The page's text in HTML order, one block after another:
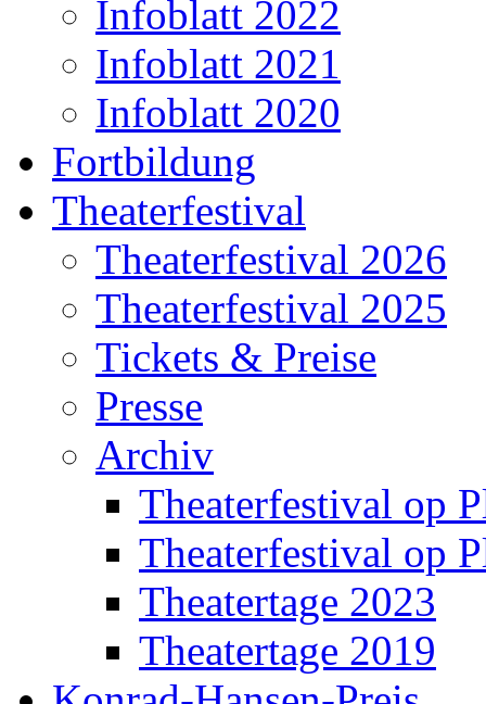
Infoblatt 2022
Infoblatt 2021
Infoblatt 2020
Fortbildung
Theaterfestival
Theaterfestival 2026
Theaterfestival 2025
Tickets & Preise
Presse
Archiv
Theaterfestival op
Theaterfestival op
Theatertage 2023
Theatertage 2019